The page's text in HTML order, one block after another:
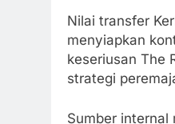
Nilai transfer
menyiapkan
keseriusan The
strategi
Sumber internal